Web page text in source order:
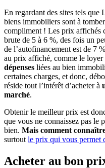
En regardant des sites tels que
biens immobiliers sont à
compliment ! Les prix affichés
brute de 5 à 6 %, des fois un
de l’autofinancement est de 7
au prix affiché, comme le loyer
dépenses liées au bien
certaines charges, et donc,
réside tout l’intérêt d’acheter à
marché.
Obtenir le meilleur prix est
que vous ne connaissez pas le
bien. Mais comment
surtout le prix qui vous permet
Acheter au bon